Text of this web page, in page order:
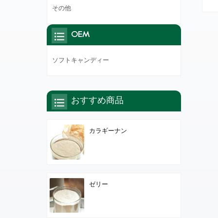
その他
OEM
ソフトキャンディー
おすすめ商品
カラギーナン
ゼリー